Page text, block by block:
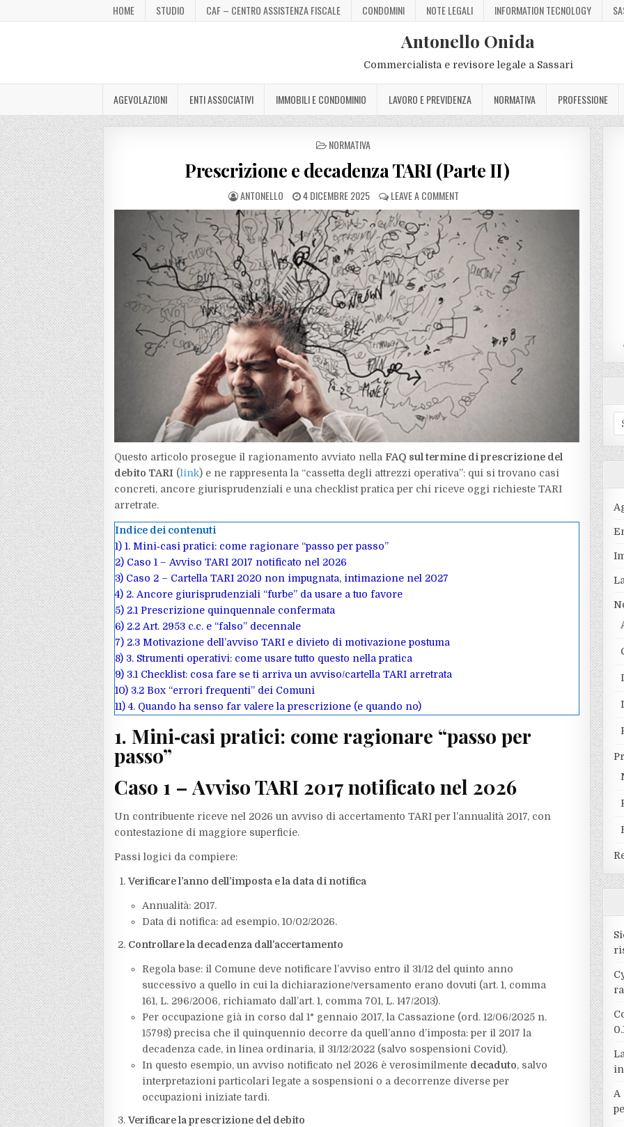
HOME STUDIO CAF – CENTRO ASSISTENZA FISCALE CONDOMINI NOTE LEGALI INFORMATION TECNOLOGY
Antonello Onida
Commercialista e revisore legale a Sassari
AGEVOLAZIONI ENTI ASSOCIATIVI IMMOBILI E CONDOMINIO LAVORO E PREVIDENZA NORMATIVA PROFESSIONE
POSTED
NORMATIVA
Prescrizione e decadenza TARI (Parte II)
ANTONELLO 4 DICEMBRE 2025 LEAVE A COMMENT
Questo articolo prosegue il ragionamento avviato nella FAQ sul termine di prescrizione del
debito TARI (link) e ne rappresenta la “cassetta degli attrezzi operativa”: qui si trovano casi
concreti, ancore giurisprudenziali e una checklist pratica per chi riceve oggi richieste TARI
arretrate.​
Indice dei contenuti
1) 1. Mini‑casi pratici: come ragionare “passo per passo”
2) Caso 1 – Avviso TARI 2017 notificato nel 2026
3) Caso 2 – Cartella TARI 2020 non impugnata, intimazione nel 2027
4) 2. Ancore giurisprudenziali “furbe” da usare a tuo favore
5) 2.1 Prescrizione quinquennale confermata
6) 2.2 Art. 2953 c.c. e “falso” decennale
7) 2.3 Motivazione dell’avviso TARI e divieto di motivazione postuma
8) 3. Strumenti operativi: come usare tutto questo nella pratica
9) 3.1 Checklist: cosa fare se ti arriva un avviso/cartella TARI arretrata
10) 3.2 Box “errori frequenti” dei Comuni
11) 4. Quando ha senso far valere la prescrizione (e quando no)
1. Mini‑casi pratici: come ragionare “passo per
passo”
Caso 1 – Avviso TARI 2017 notificato nel 2026
Un contribuente riceve nel 2026 un avviso di accertamento TARI per l’annualità 2017, con
contestazione di maggiore superficie.
Passi logici da compiere:
Verificare l’anno dell’imposta e la data di notifica
Annualità: 2017.
Data di notifica: ad esempio, 10/02/2026.
Controllare la decadenza dall’accertamento
Regola base: il Comune deve notificare l’avviso entro il 31/12 del quinto anno
successivo a quello in cui la dichiarazione/versamento erano dovuti (art. 1, comma
161, L. 296/2006, richiamato dall’art. 1, comma 701, L. 147/2013).​
Per occupazione già in corso dal 1° gennaio 2017, la Cassazione (ord. 12/06/2025 n.
15798) precisa che il quinquennio decorre da quell’anno d’imposta: per il 2017 la
decadenza cade, in linea ordinaria, il 31/12/2022 (salvo sospensioni Covid).​
In questo esempio, un avviso notificato nel 2026 è verosimilmente decaduto, salvo
interpretazioni particolari legate a sospensioni o a decorrenze diverse per
occupazioni iniziate tardi.​
Verificare la prescrizione del debito
A